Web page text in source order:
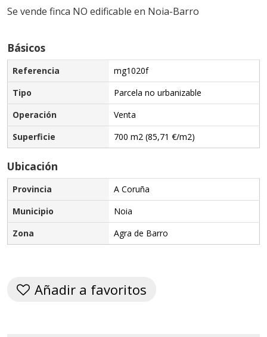
Se vende finca NO edificable en Noia-Barro
Básicos
Referencia
mg1020f
Tipo
Parcela no urbanizable
Operación
Venta
Superficie
700 m2 (85,71 €/m2)
Ubicación
Provincia
A Coruña
Municipio
Noia
Zona
Agra de Barro
Añadir a favoritos